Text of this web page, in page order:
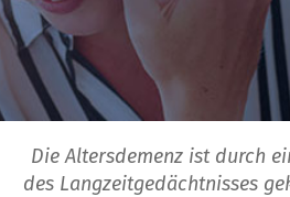
Die Altersdemenz ist durch
des Langzeitgedächtnisses